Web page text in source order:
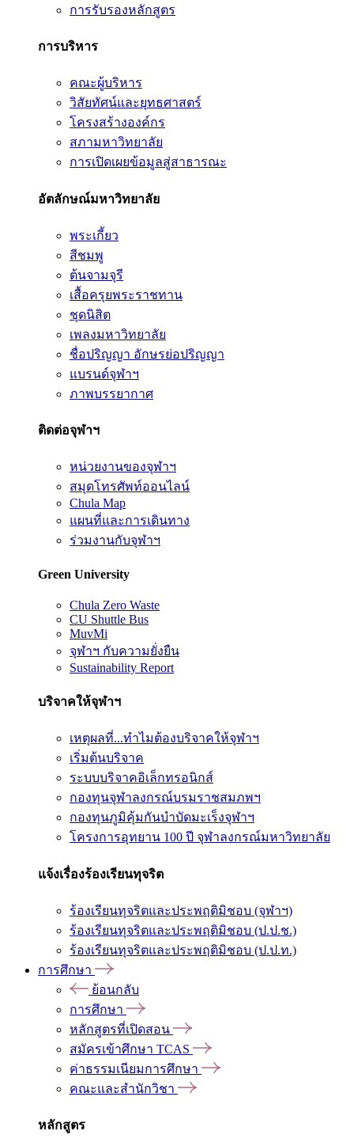
การรับรองหลักสูตร
การบริหาร
คณะผู้บริหาร
วิสัยทัศน์และยุทธศาสตร์
โครงสร้างองค์กร
สภามหาวิทยาลัย
การเปิดเผยข้อมูลสู่สาธารณะ
อัตลักษณ์มหาวิทยาลัย
พระเกี้ยว
สีชมพู
ต้นจามจุรี
เสื้อครุยพระราชทาน
ชุดนิสิต
เพลงมหาวิทยาลัย
ชื่อปริญญา อักษรย่อปริญญา
แบรนด์จุฬาฯ
ภาพบรรยากาศ
ติดต่อจุฬาฯ
หน่วยงานของจุฬาฯ
สมุดโทรศัพท์ออนไลน์
Chula Map
แผนที่และการเดินทาง
ร่วมงานกับจุฬาฯ
Green University
Chula Zero Waste
CU Shuttle Bus
MuvMi
จุฬาฯ กับความยั่งยืน
Sustainability Report
บริจาคให้จุฬาฯ
เหตุผลที่...ทำไมต้องบริจาคให้จุฬาฯ
เริ่มต้นบริจาค
ระบบบริจาคอิเล็กทรอนิกส์
กองทุนจุฬาลงกรณ์บรมราชสมภพฯ
กองทุนภูมิคุ้มกันบำบัดมะเร็งจุฬาฯ
โครงการอุทยาน 100 ปี จุฬาลงกรณ์มหาวิทยาลัย
แจ้งเรื่องร้องเรียนทุจริต
ร้องเรียนทุจริตและประพฤติมิชอบ (จุฬาฯ)
ร้องเรียนทุจริตและประพฤติมิชอบ (ป.ป.ช.)
ร้องเรียนทุจริตและประพฤติมิชอบ (ป.ป.ท.)
การศึกษา
ย้อนกลับ
การศึกษา
หลักสูตรที่เปิดสอน
สมัครเข้าศึกษา TCAS
ค่าธรรมเนียมการศึกษา
คณะและสำนักวิชา
หลักสูตร